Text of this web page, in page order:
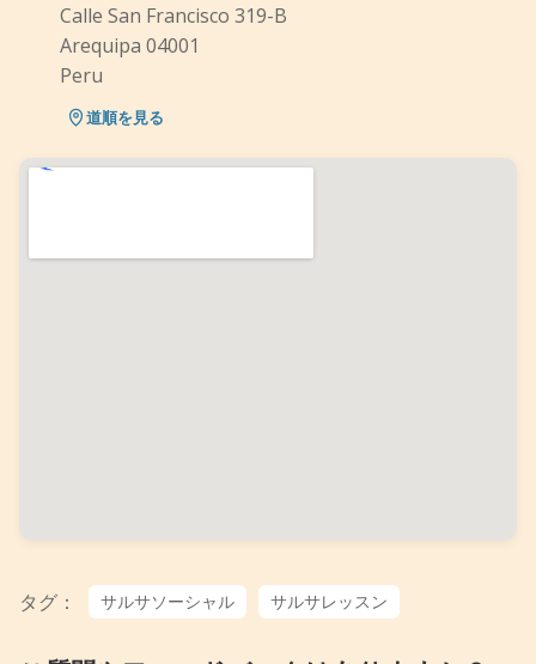
Calle San Francisco 319-B
Arequipa 04001
Peru
道順を見る
タグ： サルサソーシャル サルサレッスン